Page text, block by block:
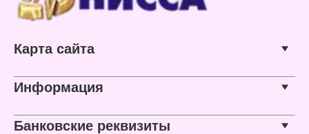
Карта сайта
Информация
Банковские реквизиты